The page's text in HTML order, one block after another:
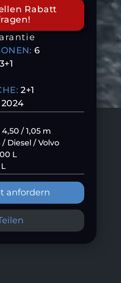
Rabatt
6
3+1
2+1
2024
4,50 / 1,05 m
/ Diesel / Volvo
L
anfordern